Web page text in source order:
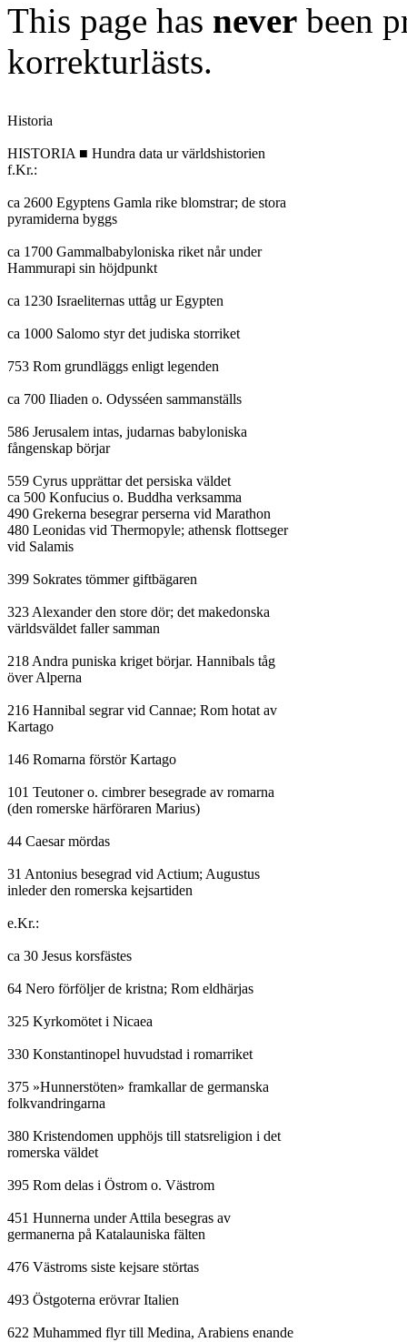
This page has never been
korrekturlästs.
Historia
HISTORIA ■ Hundra data ur världshistorien
f.Kr.:
ca 2600 Egyptens Gamla rike blomstrar; de stora
pyramiderna byggs
ca 1700 Gammalbabyloniska riket når under
Hammurapi sin höjdpunkt
ca 1230 Israeliternas uttåg ur Egypten
ca 1000 Salomo styr det judiska storriket
753 Rom grundläggs enligt legenden
ca 700 Iliaden o. Odysséen sammanställs
586 Jerusalem intas, judarnas babyloniska
fångenskap börjar
559 Cyrus upprättar det persiska väldet
ca 500 Konfucius o. Buddha verksamma
490 Grekerna besegrar perserna vid Marathon
480 Leonidas vid Thermopyle; athensk flottseger
vid Salamis
399 Sokrates tömmer giftbägaren
323 Alexander den store dör; det makedonska
världsväldet faller samman
218 Andra puniska kriget börjar. Hannibals tåg
över Alperna
216 Hannibal segrar vid Cannae; Rom hotat av
Kartago
146 Romarna förstör Kartago
101 Teutoner o. cimbrer besegrade av romarna
(den romerske härföraren Marius)
44 Caesar mördas
31 Antonius besegrad vid Actium; Augustus
inleder den romerska kejsartiden
e.Kr.:
ca 30 Jesus korsfästes
64 Nero förföljer de kristna; Rom eldhärjas
325 Kyrkomötet i Nicaea
330 Konstantinopel huvudstad i romarriket
375 »Hunnerstöten» framkallar de germanska
folkvandringarna
380 Kristendomen upphöjs till statsreligion i det
romerska väldet
395 Rom delas i Östrom o. Västrom
451 Hunnerna under Attila besegras av
germanerna på Katalauniska fälten
476 Västroms siste kejsare störtas
493 Östgoterna erövrar Italien
622 Muhammed flyr till Medina, Arabiens enande